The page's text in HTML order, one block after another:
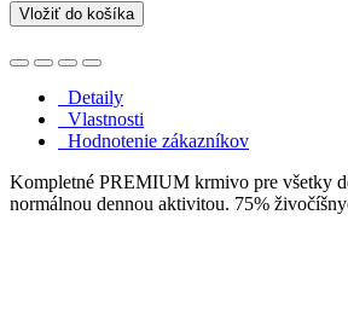
Vložiť do košíka
Detaily
Vlastnosti
Hodnotenie zákazníkov
Kompletné PREMIUM krmivo pre všetky
normálnou dennou aktivitou. 75%